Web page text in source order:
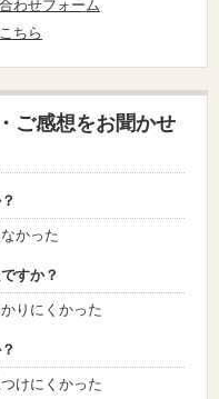
わせフォーム
ちら
ご感想をお聞かせ
かった
すか？
りにくかった
つけにくかった